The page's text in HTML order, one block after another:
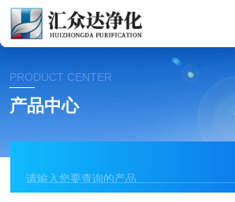
PRODUCT CENTER
产品中心